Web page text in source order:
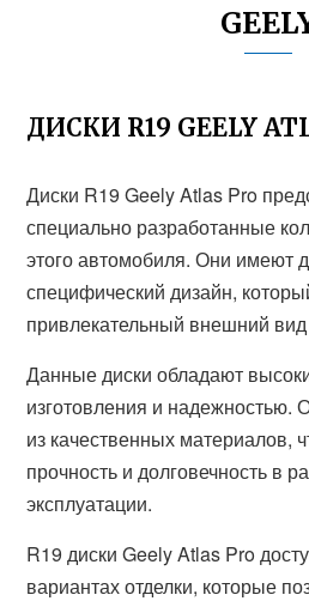
ДИСКИ R19 GEELY
Диски R19 Geely Atlas Pro
специально разработанные
этого автомобиля. Они имеют
специфический дизайн,
привлекательный внешний
Данные диски обладают
изготовления и надежностью.
из качественных материалов,
прочность и долговечность в
эксплуатации.
R19 диски Geely Atlas Pro
вариантах отделки, которые